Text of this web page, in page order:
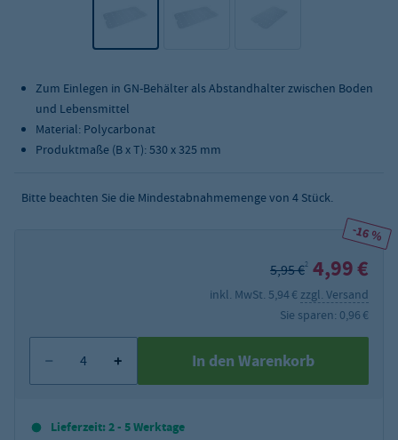
Zum Einlegen in GN-Behälter als Abstandhalter zwischen Boden
und Lebensmittel
Material: Polycarbonat
Produktmaße (B x T): 530 x 325 mm
Bitte beachten Sie die Mindestabnahmemenge von 4 Stück.
-16 %
5,95 €2 4,99 €
inkl. MwSt. 5,94 € zzgl. Versand
Sie sparen: 0,96 €
In den Warenkorb
Lieferzeit: 2 - 5 Werktage